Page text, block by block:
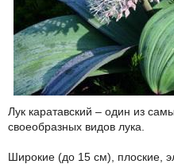
Лук каратавский – один из
своеобразных видов лука.
Широкие (до 15 см), плоские,